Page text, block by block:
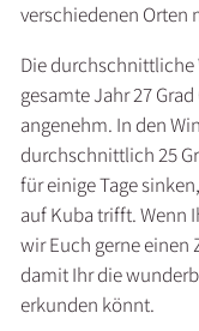
verschiedenen Orten
Die durchschnittliche
gesamte Jahr 27
angenehm. In den
durchschnittlich 25
für einige Tage
auf Kuba trifft. Wenn
wir Euch gerne einen
damit Ihr die
erkunden könnt.